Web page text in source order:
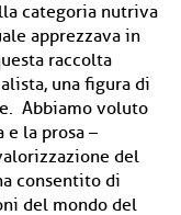
categoria nutriva
apprezzava in
raccolta
una figura di
Abbiamo voluto
la prosa –
del
consentito di
del mondo del